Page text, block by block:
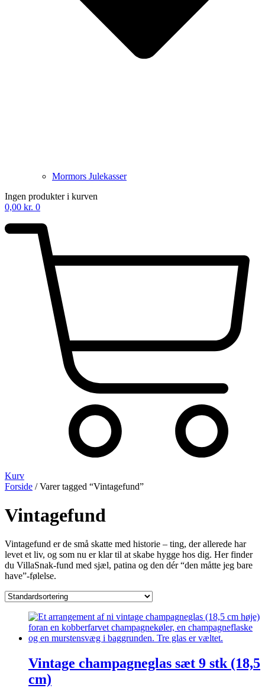
Mormors Julekasser
Ingen produkter i kurven
0,00 kr. 0
Kurv
Forside / Varer tagged “Vintagefund”
Vintagefund
Vintagefund er de små skatte med historie – ting, der allerede har
levet et liv, og som nu er klar til at skabe hygge hos dig. Her finder
du VillaSnak-fund med sjæl, patina og den dér “den måtte jeg bare
have”-følelse.
Vintage champagneglas sæt 9 stk (18,5
cm)